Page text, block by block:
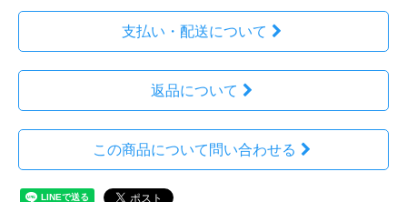
支払い・配送について
返品について
この商品について問い合わせる